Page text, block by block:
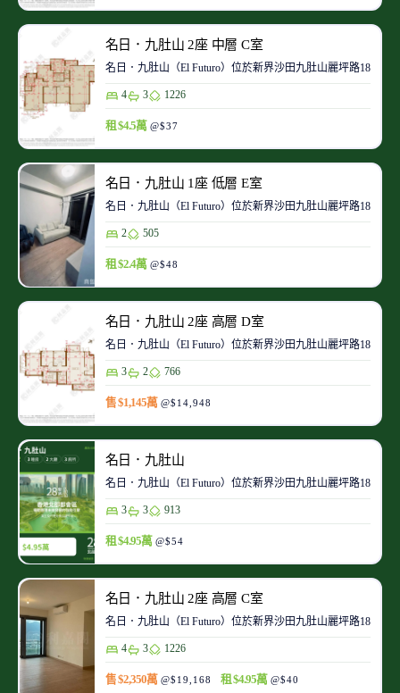
名日．九肚山 2座 中層 C室
名日．九肚山（El Futuro）位於新界沙田九肚山麗坪路18號
4 3 1226
租 $4.5萬 @$37
名日．九肚山 1座 低層 E室
名日．九肚山（El Futuro）位於新界沙田九肚山麗坪路18號
2 505
租 $2.4萬 @$48
名日．九肚山 2座 高層 D室
名日．九肚山（El Futuro）位於新界沙田九肚山麗坪路18號
3 2 766
售 $1,145萬 @$14,948
名日．九肚山
名日．九肚山（El Futuro）位於新界沙田九肚山麗坪路18號
3 3 913
租 $4.95萬 @$54
名日．九肚山 2座 高層 C室
名日．九肚山（El Futuro）位於新界沙田九肚山麗坪路18號
4 3 1226
售 $2,350萬 @$19,168 租 $4.95萬 @$40